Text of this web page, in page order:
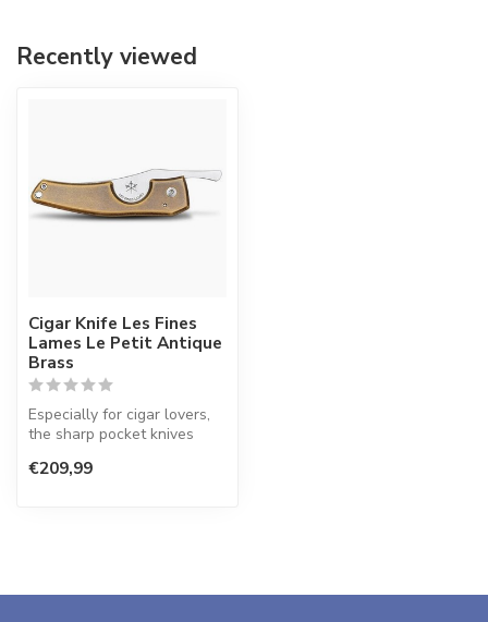
Recently viewed
Cigar Knife Les Fines
Lames Le Petit Antique
Brass
Especially for cigar lovers,
the sharp pocket knives
a...
€209,99